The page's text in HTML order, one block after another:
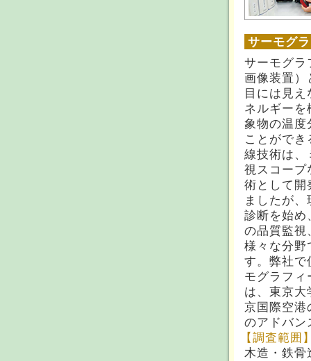
サーモグ
サーモグラ
画像装置）
目には見
ネルギー
象物の温度
ことがで
線技術は、
視スコープ
術として開
ましたが
診断を始め
の品質監視
様々な分野
す。弊社で
モグラフ
は、東京
京国際空港
のアドバン
【調査範囲
木造・鉄骨